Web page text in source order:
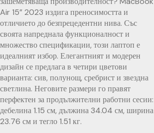
Air 15” 2023 издига преносимостта и
отличието до безпрецедентни нива. Със
своята напреднала функционалност и
множество спецификации, този лаптоп е
идеалният избор. Елегантният и модерен
дизайн се предлага в четири цветови
варианта: сив, полунощ, сребрист и звездна
светлина. Неговите размери го правят
перфектен за продължителни работни сесии:
дебелина 1.15 см, дължина 34.04 см, ширина
23.76 см и тегло 1.51 кг.